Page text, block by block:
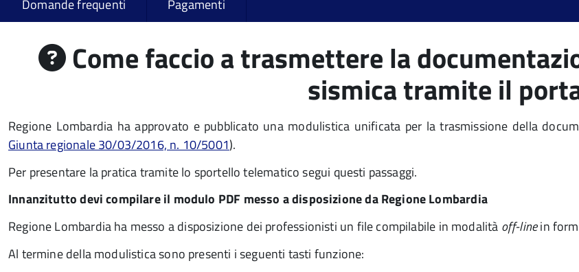
Domande frequenti Pagamenti
Come faccio a trasmettere la
sismica tramite il
Regione Lombardia ha approvato e pubblicato una modulistica unificata per la trasmissione della
Giunta regionale 30/03/2016, n. 10/5001).
Per presentare la pratica tramite lo sportello telematico segui questi passaggi.
Innanzitutto devi compilare il modulo PDF messo a disposizione da Regione Lombardia
Regione Lombardia ha messo a disposizione dei professionisti un file compilabile in modalità off-linein
Al termine della modulistica sono presenti i seguenti tasti funzione: